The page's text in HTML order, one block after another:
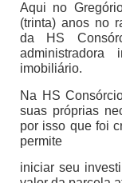
Aqui no
(trinta) anos no
da HS
imobiliário.
Na HS
suas próprias
por isso que foi
permite
iniciar seu